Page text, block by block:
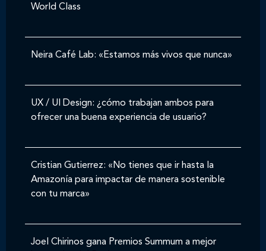
World Class
Neira Café Lab: «Estamos más vivos que nunca»
UX / UI Design: ¿cómo trabajan ambos para
ofrecer una buena experiencia de usuario?
Cristian Gutierrez: «No tienes que ir hasta la
Amazonía para impactar de manera sostenible
con tu marca»
Joel Chirinos gana Premios Summum a mejor